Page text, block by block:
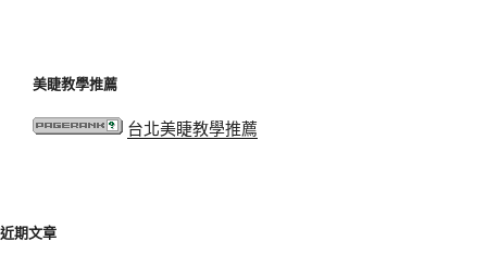
美睫教學推薦
台北美睫教學推薦
近期文章